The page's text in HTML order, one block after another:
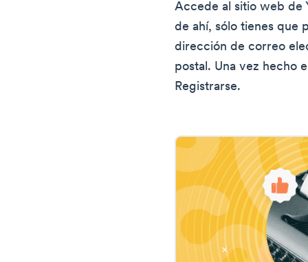
Accede al sitio web de
de ahí, sólo tienes que
dirección de correo
postal. Una vez hecho
Registrarse.